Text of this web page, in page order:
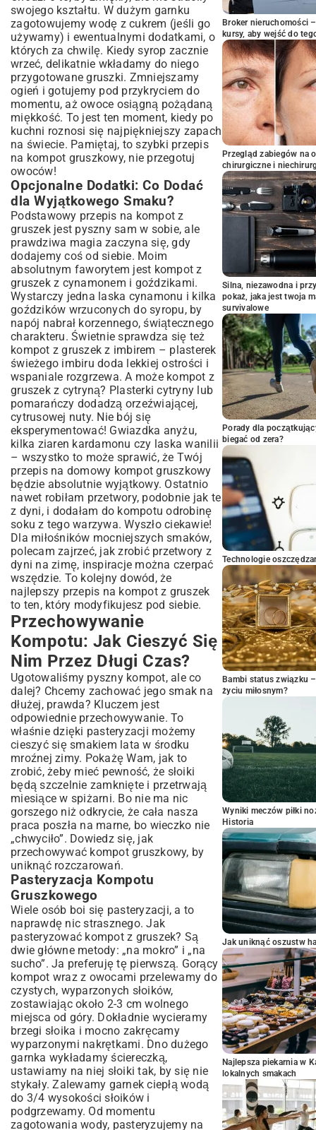
swojego kształtu. W dużym garnku
zagotowujemy wodę z cukrem (jeśli go
używamy) i ewentualnymi dodatkami, o
których za chwilę. Kiedy syrop zacznie
wrzeć, delikatnie wkładamy do niego
przygotowane gruszki. Zmniejszamy
ogień i gotujemy pod przykryciem do
momentu, aż owoce osiągną pożądaną
miękkość. To jest ten moment, kiedy po
kuchni roznosi się najpiękniejszy zapach
na świecie. Pamiętaj, to szybki przepis
na kompot gruszkowy, nie przegotuj
owoców!
Opcjonalne Dodatki: Co Dodać
dla Wyjątkowego Smaku?
Podstawowy przepis na kompot z
gruszek jest pyszny sam w sobie, ale
prawdziwa magia zaczyna się, gdy
dodajemy coś od siebie. Moim
absolutnym faworytem jest kompot z
gruszek z cynamonem i goździkami.
Wystarczy jedna laska cynamonu i kilka
goździków wrzuconych do syropu, by
napój nabrał korzennego, świątecznego
charakteru. Świetnie sprawdza się też
kompot z gruszek z imbirem – plasterek
świeżego imbiru doda lekkiej ostrości i
wspaniale rozgrzewa. A może kompot z
gruszek z cytryną? Plasterki cytryny lub
pomarańczy dodadzą orzeźwiającej,
cytrusowej nuty. Nie bój się
eksperymentować! Gwiazdka anyżu,
kilka ziaren kardamonu czy laska wanilii
– wszystko to może sprawić, że Twój
przepis na domowy kompot gruszkowy
będzie absolutnie wyjątkowy. Ostatnio
nawet robiłam przetwory, podobnie jak te
z dyni, i dodałam do kompotu odrobinę
soku z tego warzywa. Wyszło ciekawie!
Dla miłośników mocniejszych smaków,
polecam zajrzeć, jak zrobić przetwory z
dyni na zimę, inspiracje można czerpać
wszędzie. To kolejny dowód, że
najlepszy przepis na kompot z gruszek
to ten, który modyfikujesz pod siebie.
Przechowywanie
Kompotu: Jak Cieszyć Się
Nim Przez Długi Czas?
Ugotowaliśmy pyszny kompot, ale co
dalej? Chcemy zachować jego smak na
dłużej, prawda? Kluczem jest
odpowiednie przechowywanie. To
właśnie dzięki pasteryzacji możemy
cieszyć się smakiem lata w środku
mroźnej zimy. Pokażę Wam, jak to
zrobić, żeby mieć pewność, że słoiki
będą szczelnie zamknięte i przetrwają
miesiące w spiżarni. Bo nie ma nic
gorszego niż odkrycie, że cała nasza
praca poszła na marne, bo wieczko nie
„chwyciło”. Dowiedz się, jak
przechowywać kompot gruszkowy, by
uniknąć rozczarowań.
Pasteryzacja Kompotu
Gruszkowego
Wiele osób boi się pasteryzacji, a to
naprawdę nic strasznego. Jak
pasteryzować kompot z gruszek? Są
dwie główne metody: „na mokro” i „na
sucho”. Ja preferuję tę pierwszą. Gorący
kompot wraz z owocami przelewamy do
czystych, wyparzonych słoików,
zostawiając około 2-3 cm wolnego
miejsca od góry. Dokładnie wycieramy
brzegi słoika i mocno zakręcamy
wyparzonymi nakrętkami. Dno dużego
garnka wykładamy ściereczką,
ustawiamy na niej słoiki tak, by się nie
stykały. Zalewamy garnek ciepłą wodą
do 3/4 wysokości słoików i
podgrzewamy. Od momentu
zagotowania wody, pasteryzujemy na
Broker nieruchomości
kursy, aby wejść do
Przegląd zabiegów na
chirurgiczne i
Silna, niezawodna i
pokaż, jaka jest twoja
survivalowe
Porady dla
biegać od zera?
Technologie
Bambi status związku
życiu miłosnym?
Wyniki meczów piłki
Historia
Jak uniknąć oszustw
Najlepsza piekarnia w
lokalnych smakach